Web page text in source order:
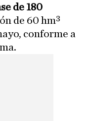
de 180
de 60 hm³
conforme a